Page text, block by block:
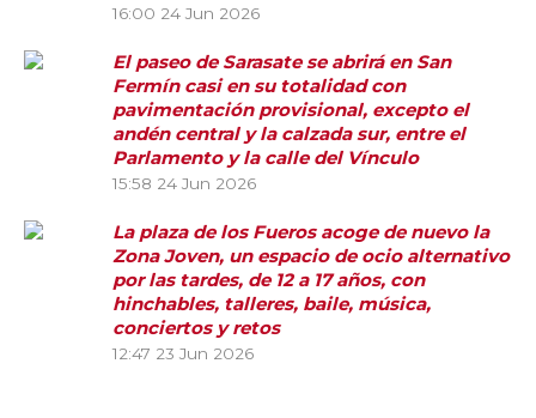
16:00 24 Jun 2026
El paseo de Sarasate se abrirá en San
Fermín casi en su totalidad con
pavimentación provisional, excepto el
andén central y la calzada sur, entre el
Parlamento y la calle del Vínculo
15:58 24 Jun 2026
La plaza de los Fueros acoge de nuevo la
Zona Joven, un espacio de ocio alternativo
por las tardes, de 12 a 17 años, con
hinchables, talleres, baile, música,
conciertos y retos
12:47 23 Jun 2026